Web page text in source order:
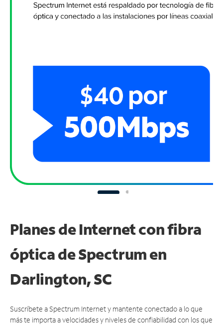
Planes de Internet con fibra
óptica de Spectrum en
Darlington, SC
Suscríbete a Spectrum Internet y mantente conectado a lo que
más te importa a velocidades y niveles de confiabilidad con los que